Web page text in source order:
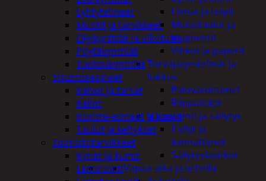
Liimat ja teipit
Muistitaulut ja
magneetit
Vihkot ja paperit
Turvajärjestelmät ja
lukitus
Palovaroittimet
Riippulukot
Varastointi ja säilytys
Hyllyt ja -
kannattimet
Säilytyslaatikot
Vapaa-aika ja urheilu
Lyhtytelineet
Muotit ja tarvikkeet
Öljykynttilät ja ulkotulet
Pöytäkynttilät
Tuoksukynttilät
Sisustusesineet
Kalvot ja tarrat
Kellot
Koriste-esineet ja kasvit
Taulut ja kehykset
Toimistotarvikkeet
Kynät ja kumit
Laminointi